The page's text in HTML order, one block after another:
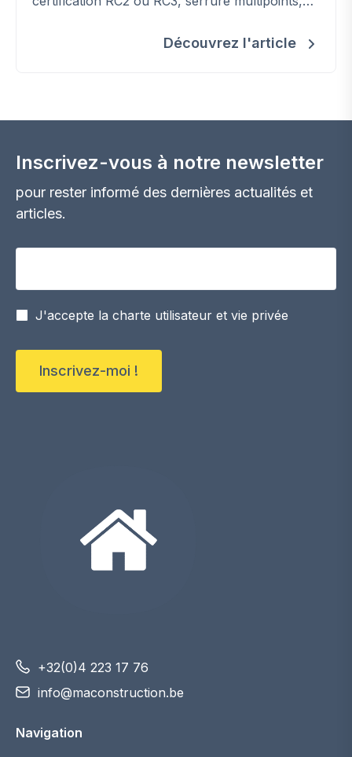
Découvrez l'article
Inscrivez-vous à notre newsletter
pour rester informé des dernières actualités et
articles.
J'accepte la charte utilisateur et vie privée
Inscrivez-moi !
+32(0)4 223 17 76
info@maconstruction.be
Navigation